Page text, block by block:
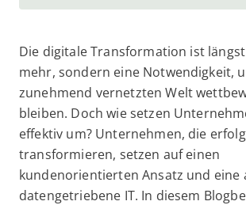
Die digitale Transformation ist
mehr, sondern eine Notwendigkeit,
zunehmend vernetzten Welt
bleiben. Doch wie setzen
effektiv um? Unternehmen, die
transformieren, setzen auf einen
kundenorientierten Ansatz und eine
datengetriebene IT. In diesem